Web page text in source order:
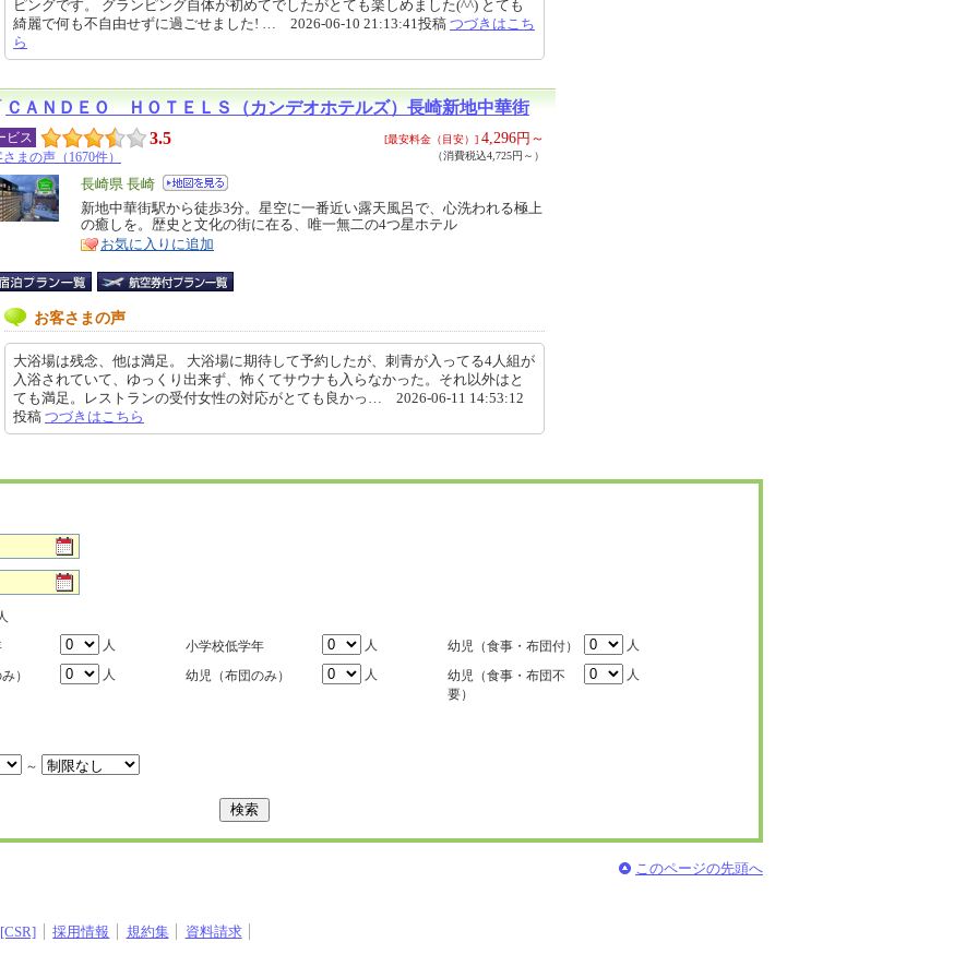
ピングです。 グランピング自体が初めてでしたがとても楽しめました(^^) とても
綺麗で何も不自由せずに過ごせました! … 2026-06-10 21:13:41投稿 つづきはこち
ら
ＣＡＮＤＥＯ ＨＯＴＥＬＳ（カンデオホテルズ）長崎新地中華街
ビス 3.5
まの声（1670件）
[最安料金（目安）] 4,296円～
（消費税込4,725円～）
エ
リ
ア
長崎県 長崎
特
徴
新地中華街駅から徒歩3分。星空に一番近い露天風呂で、心洗われる極上
の癒しを。歴史と文化の街に在る、唯一無二の4つ星ホテル
お気に入りに追加
お客さまの声
大浴場は残念、他は満足。 大浴場に期待して予約したが、刺青が入ってる4人組が
入浴されていて、ゆっくり出来ず、怖くてサウナも入らなかった。それ以外はと
ても満足。レストランの受付女性の対応がとても良かっ… 2026-06-11 14:53:12
投稿 つづきはこちら
人 小学校低学年 人 幼児（食事・布団付）
人
）
人 幼児（布団のみ） 人
幼児（食事・布団不
要）
人
～
このページの先頭へ
採用情報 規約集 資料請求